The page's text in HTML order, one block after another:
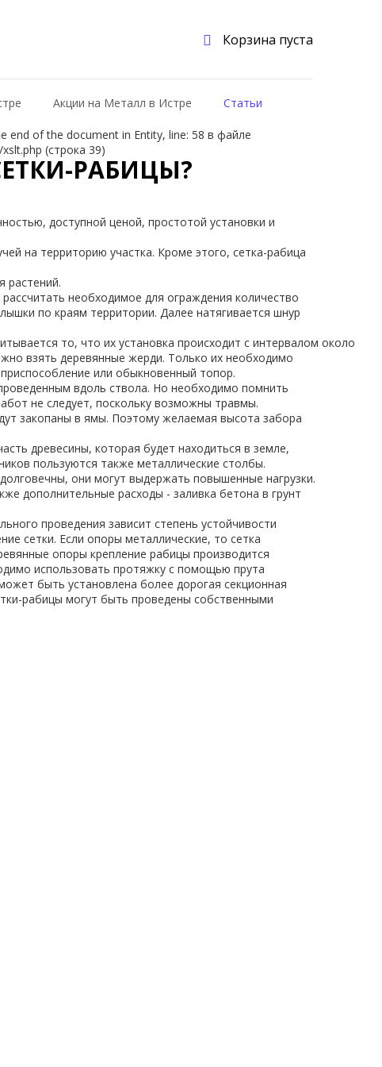
end of the document in Entity, line: 58 в файле
(строка 39)
РАБИЦЫ?
, доступной ценой, простотой установки и
на территорию участка. Кроме этого, сетка-рабица
растений.
рассчитать необходимое для ограждения количество
по краям территории. Далее натягивается шнур
то, что их установка происходит с интервалом около
взять деревянные жерди. Только их необходимо
приспособление или обыкновенный топор.
вдоль ствола. Но необходимо помнить
не следует, поскольку возможны травмы.
закопаны в ямы. Поэтому желаемая высота забора
древесины, которая будет находиться в земле,
пользуются также металлические столбы.
долговечны, они могут выдержать повышенные нагрузки.
дополнительные расходы - заливка бетона в грунт
проведения зависит степень устойчивости
сетки. Если опоры металлические, то сетка
опоры крепление рабицы производится
использовать протяжку с помощью прута
быть установлена более дорогая секционная
-рабицы могут быть проведены собственными
Корзина пуста
Акции на Металл в Истре
Статьи